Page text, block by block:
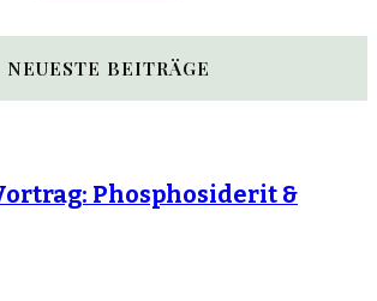
NEUESTE BEITRÄGE
Phosphosiderit &